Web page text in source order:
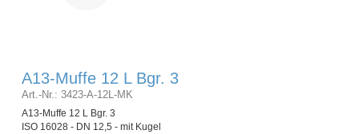
A13-Muffe 12 L Bgr. 3
Art.-Nr.: 3423-A-12L-MK
A13-Muffe 12 L Bgr. 3
ISO 16028 - DN 12,5 - mit Kugel